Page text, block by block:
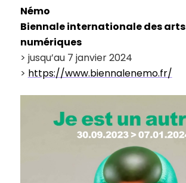
Némo
Biennale internationale des arts
numériques
> jusqu’au 7 janvier 2024
> https://www.biennalenemo.fr/